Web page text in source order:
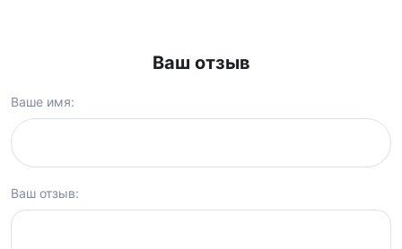
Ваш отзыв
Ваше имя:
Ваш отзыв: